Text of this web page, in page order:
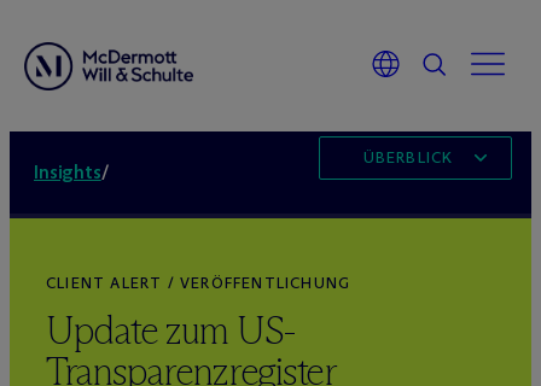
Insights/
ÜBERBLICK
CLIENT ALERT / VERÖFFENTLICHUNG
Update zum US-
Transparenzregister